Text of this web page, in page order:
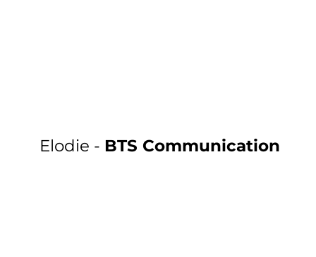
Elodie - BTS Communication